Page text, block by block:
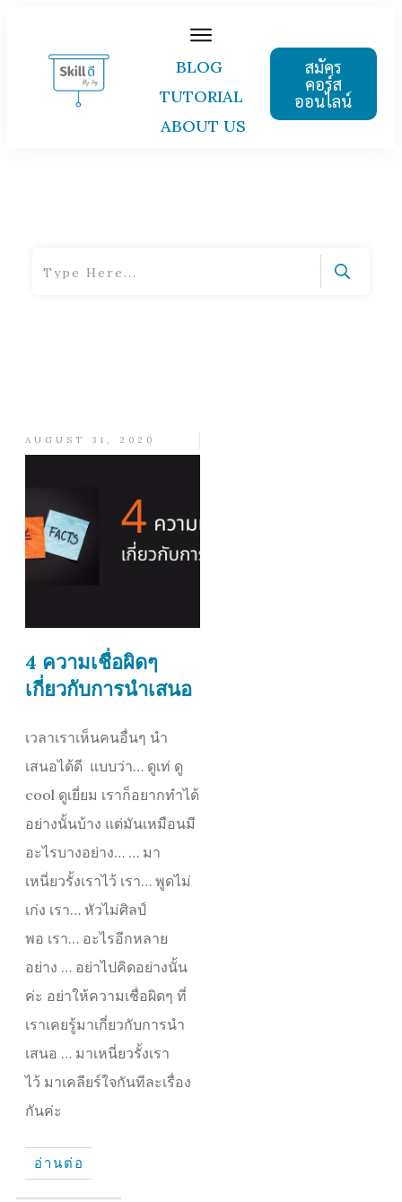
BLOG
TUTORIAL
ABOUT US
สมัคร
คอร์ส
ออนไลน์
AUGUST 31, 2020
4 ความเชื่อผิดๆ
เกี่ยวกับการนำเสนอ
เวลาเราเห็นคนอื่นๆ นำ
เสนอได้ดี แบบว่า… ดูเท่ ดู
cool ดูเยี่ยม เราก็อยากทำได้
อย่างนั้นบ้าง แต่มันเหมือนมี
อะไรบางอย่าง… … มา
เหนี่ยวรั้งเราไว้ เรา… พูดไม่
เก่ง เรา… หัวไม่ศิลป์
พอ เรา… อะไรอีกหลาย
อย่าง … อย่าไปคิดอย่างนั้น
ค่ะ อย่าให้ความเชื่อผิดๆ ที่
เราเคยรู้มาเกี่ยวกับการนำ
เสนอ … มาเหนี่ยวรั้งเรา
ไว้ มาเคลียร์ใจกันทีละเรื่อง
กันค่ะ
อ่านต่อ